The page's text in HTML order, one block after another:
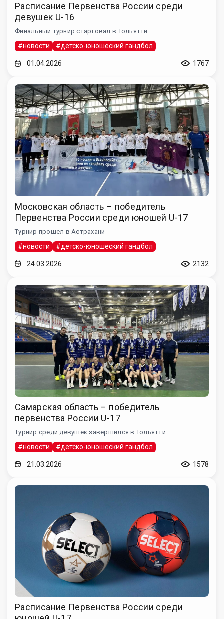
Расписание Первенства России среди
девушек U-16
Финальный турнир стартовал в Тольятти
#новости #детско-юношеский гандбол
01.04.2026 1767
Московская область – победитель
Первенства России среди юношей U-17
Турнир прошел в Астрахани
#новости #детско-юношеский гандбол
24.03.2026 2132
Самарская область – победитель
первенства России U-17
Турнир среди девушек завершился в Тольятти
#новости #детско-юношеский гандбол
21.03.2026 1578
Расписание Первенства России среди